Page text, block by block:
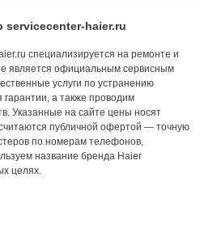
haier.ru
специализируется на ремонте и
является официальным сервисным
услуги по устранению
гарантии, а также проводим
Указанные на сайте цены носят
публичной офертой — точную
по номерам телефонов,
название бренда Haier
целях.